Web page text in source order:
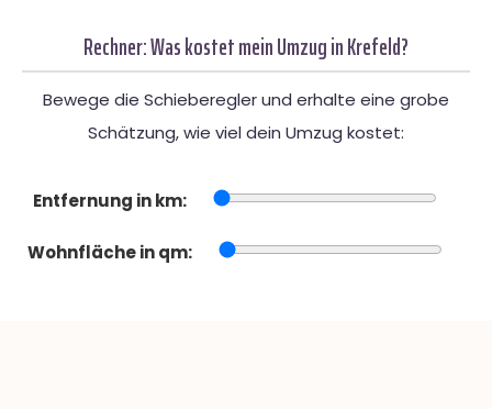
Rechner: Was kostet mein Umzug in Krefeld?
Bewege die Schieberegler und erhalte eine grobe
Schätzung, wie viel dein Umzug kostet:
Entfernung in km:
Wohnfläche in qm: